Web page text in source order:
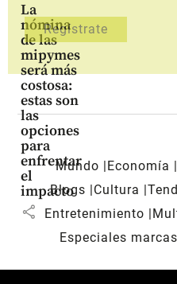
La
nómina
de las
mipymes
será más
costosa:
estas son
las
opciones
para
enfrentar
el
impacto
share
Mundo Economía
Blogs
Cultura
Entretenimiento
Especiales